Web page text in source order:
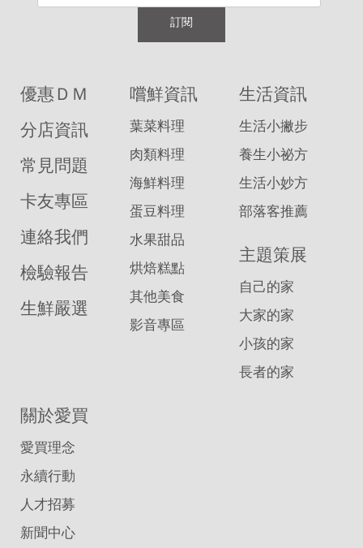
訂閱
優惠ＤＭ
分店資訊
常見問題
卡友專區
連絡我們
檢驗報告
生鮮嚴選
嚐鮮資訊
葉菜料理
肉類料理
海鮮料理
蛋豆料理
水果甜品
烘焙糕點
其他美食
影音專區
生活資訊
生活小撇步
養生小祕方
生活小妙方
部落客推薦
主題策展
自己的家
大家的家
小孩的家
長者的家
關於愛買
愛買理念
永續行動
人才招募
新聞中心